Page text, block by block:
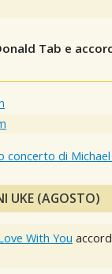
Tab e
concerto di
UKE (AGOSTO)
With You